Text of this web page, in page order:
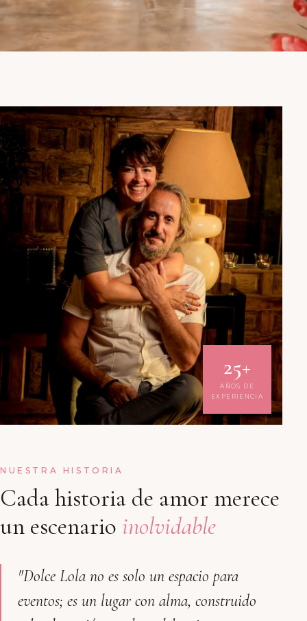
25+
AÑOS DE
EXPERIENCIA
NUESTRA HISTORIA
Cada historia de amor merece
un escenario inolvidable
"Dolce Lola no es solo un espacio para
eventos; es un lugar con alma, construido